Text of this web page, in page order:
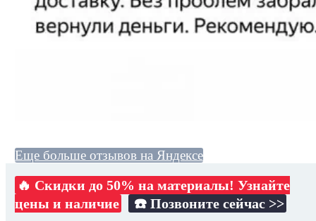
Еще больше отзывов на Яндексе
🔥 Скидки до 50% на материалы! Узнайте
цены и наличие
☎️ Позвоните сейчас >>